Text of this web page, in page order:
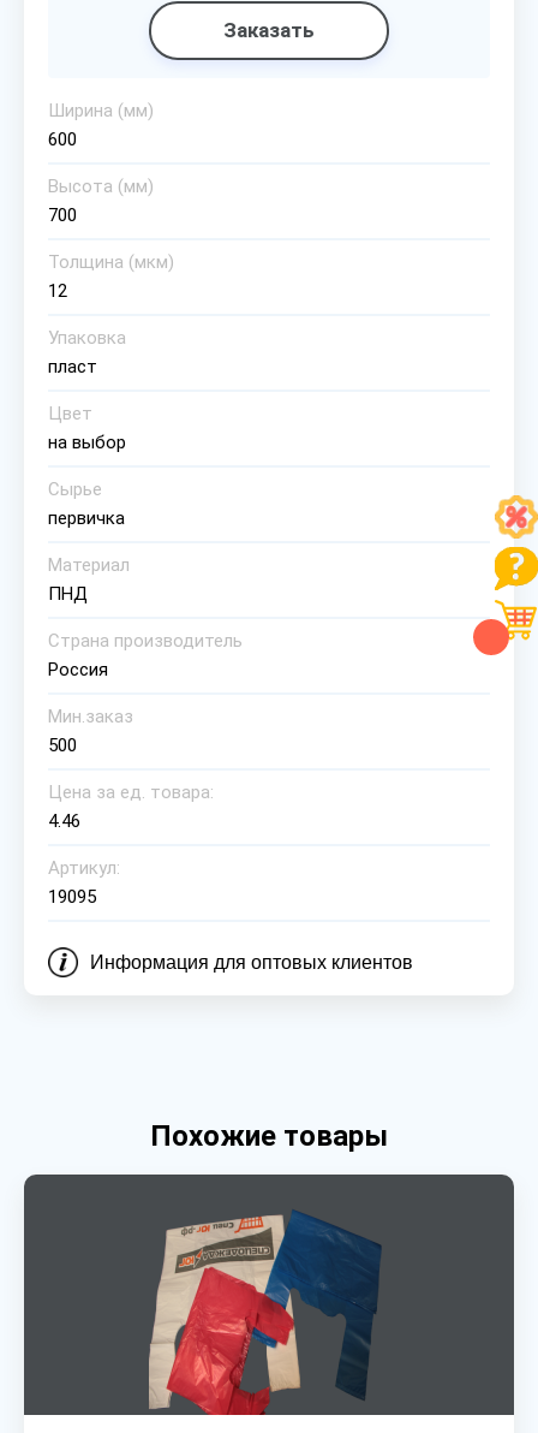
Заказать
Ширина (мм)
600
Высота (мм)
700
Толщина (мкм)
12
Упаковка
пласт
Цвет
на выбор
Сырье
первичка
Материал
ПНД
Страна производитель
Россия
Мин.заказ
500
Цена за ед. товара:
4.46
Артикул:
19095
Информация для оптовых клиентов
Похожие товары